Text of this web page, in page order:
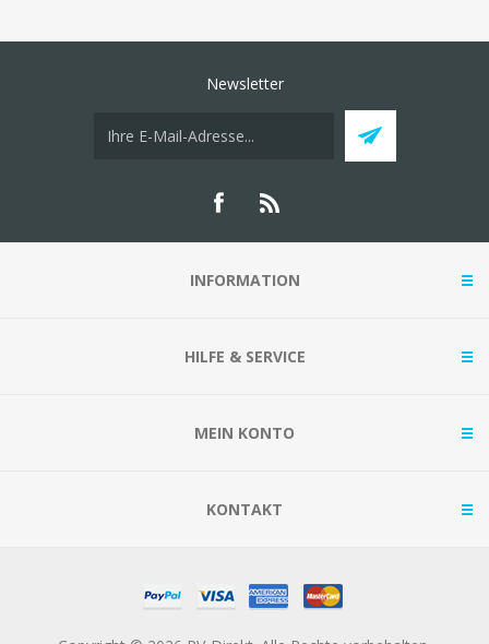
Newsletter
INFORMATION
HILFE & SERVICE
MEIN KONTO
KONTAKT